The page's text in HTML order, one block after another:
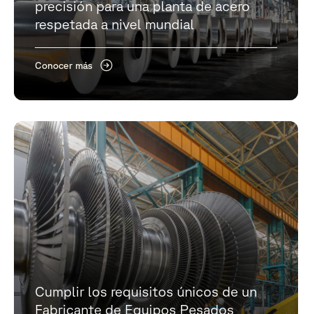
precisión para una planta de acero
respetada a nivel mundial
Conocer más
Cumplir los requisitos únicos de un
Fabricante de Equipos Pesados